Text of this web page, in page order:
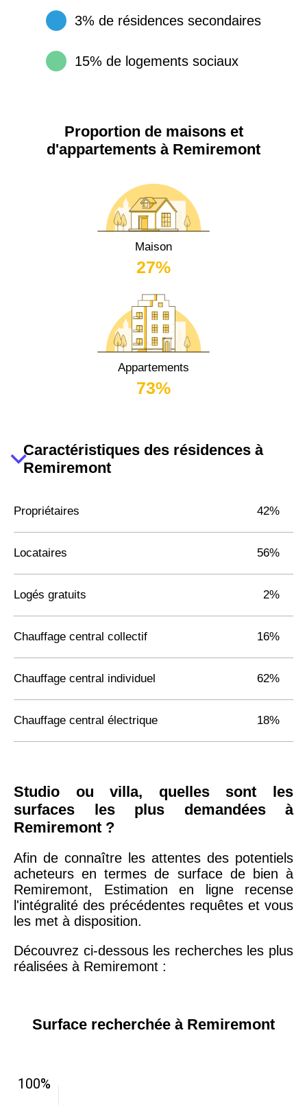
3% de résidences secondaires
15% de logements sociaux
Proportion de maisons et
d'appartements à Remiremont
Maison
27%
Appartements
73%
Caractéristiques des résidences à
Remiremont
Propriétaires 42%
Locataires 56%
Logés gratuits 2%
Chauffage central collectif 16%
Chauffage central individuel 62%
Chauffage central électrique 18%
Studio ou villa, quelles sont les
surfaces les plus demandées à
Remiremont ?
Afin de connaître les attentes des potentiels
acheteurs en termes de surface de bien à
Remiremont, Estimation en ligne recense
l'intégralité des précédentes requêtes et vous
les met à disposition.
Découvrez ci-dessous les recherches les plus
réalisées à Remiremont :
Surface recherchée à Remiremont